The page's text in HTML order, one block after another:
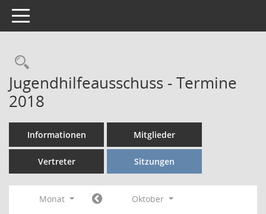
Toggle navigation
Rechercheauswahl
Jugendhilfeausschuss - Termine
2018
Informationen Mitglieder
Vertreter Sitzungen
Monat
Oktober